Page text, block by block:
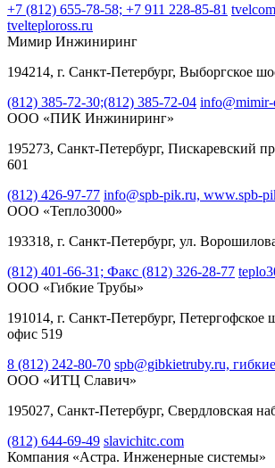
+7 (812) 655-78-58; +7 911 228-85-81
tvelteploross.ru
Мимир Инжиниринг
194214, г. Санкт-Петербург, Выборгское
(812) 385-72-30;(812) 385-72-04 info@mimir-
ООО «ПИК Инжиниринг»
195273, Санкт-Петербург, Пискаревский
601
(812) 426-97-77 info@spb-pik.ru, www.spb-
ООО «Тепло3000»
193318, г. Санкт-Петербург, ул.
(812) 401-66-31; Факс (812) 326-28-77
ООО «Гибкие Трубы»
191014, г. Санкт-Петербург, Петергофское
офис 519
8 (812) 242-80-70 spb@gibkietruby.ru,
ООО «ИТЦ Славич»
195027, Санкт-Петербург, Свердловская
(812) 644-69-49 slavichitc.com
Компания «Астра. Инженерные системы»